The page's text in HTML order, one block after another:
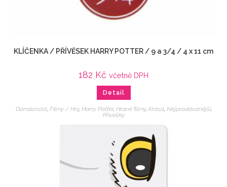
KLÍČENKA / PŘÍVĚSEK HARRY POTTER / 9 a 3/4 / 4 x 11 cm
182 Kč včetně DPH
Detail
Domácnost, Filmy / Hry, Harry Potter, Hrané filmy, Krása, Nejprodávanější,
Přívešky